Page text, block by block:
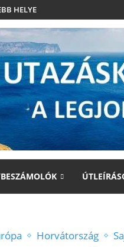
HELYE
Horvátország